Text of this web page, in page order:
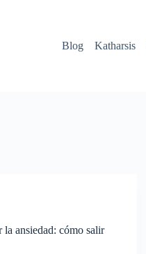
Blog
Katharsis
la ansiedad: cómo salir